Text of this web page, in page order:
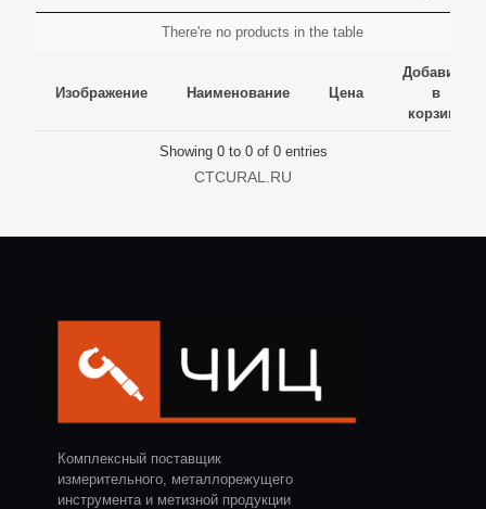
Наименование Цена
корзину
в
корзину
There're no products in the table
Изображение Наименование Цена
Добавить
в
корзину
Showing 0 to 0 of 0 entries
CTCURAL.RU
Комплексный поставщик
измерительного, металлорежущего
инструмента и метизной продукции